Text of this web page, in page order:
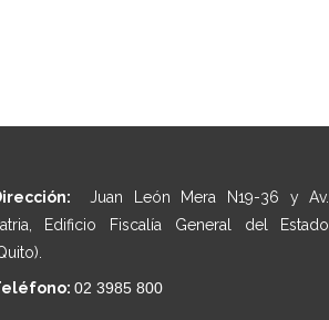
Juan León Mera N19-36 y Av.
Edificio Fiscalía General del Estado
02 3985 800